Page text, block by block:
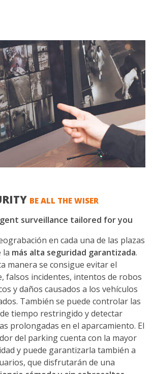
BE ALL THE WISER
surveillance tailored for you
en cada una de las plazas
la más alta seguridad garantizada.
manera se consigue evitar el
falsos incidentes, intentos de robos
y daños causados a los vehículos
También se puede controlar las
tiempo restringido y detectar
prolongadas en el aparcamiento. El
del parking cuenta con la mayor
y puede garantizarla también a
que disfrutarán de una